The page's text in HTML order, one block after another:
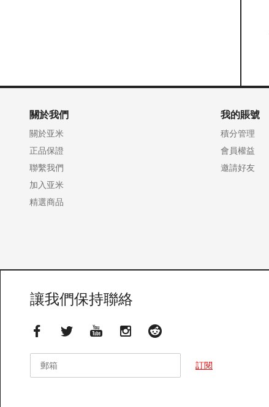
關於我們
關於亚米
正品保證
聯繫我們
加入亚米
精選商品
我的賬號
積分管理
會員權益
邀請好友
讓我們保持聯絡
訂閱